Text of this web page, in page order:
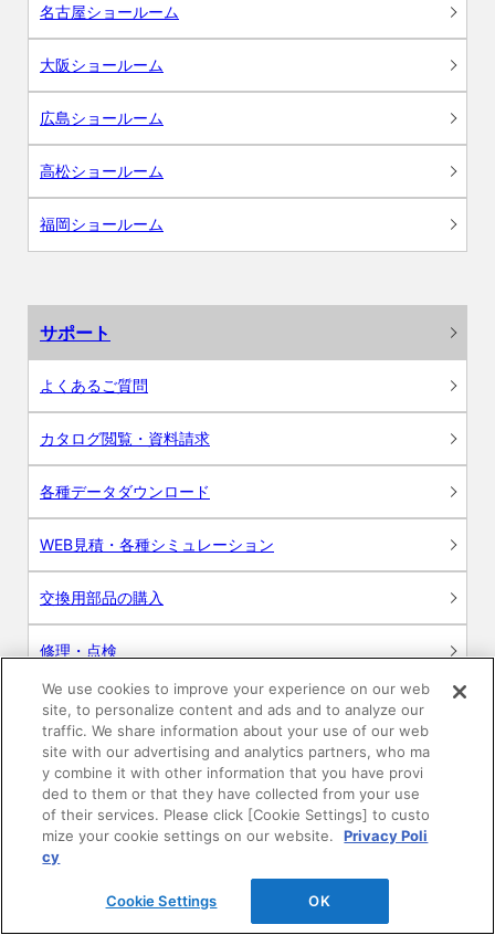
名古屋ショールーム
大阪ショールーム
広島ショールーム
高松ショールーム
福岡ショールーム
サポート
よくあるご質問
カタログ閲覧・資料請求
各種データダウンロード
WEB見積・各種シミュレーション
交換用部品の購入
修理・点検
お問い合わせ
ログイン
建築・設計関係者様向けサイト
ユーザー登録サービス
WEB見積システム
We use cookies to improve your experience on our web
site, to personalize content and ads and to analyze our
traffic. We share information about your use of our web
site with our advertising and analytics partners, who ma
y combine it with other information that you have provi
ded to them or that they have collected from your use
of their services. Please click [Cookie Settings] to custo
mize your cookie settings on our website.
Privacy Poli
cy
Cookie Settings OK